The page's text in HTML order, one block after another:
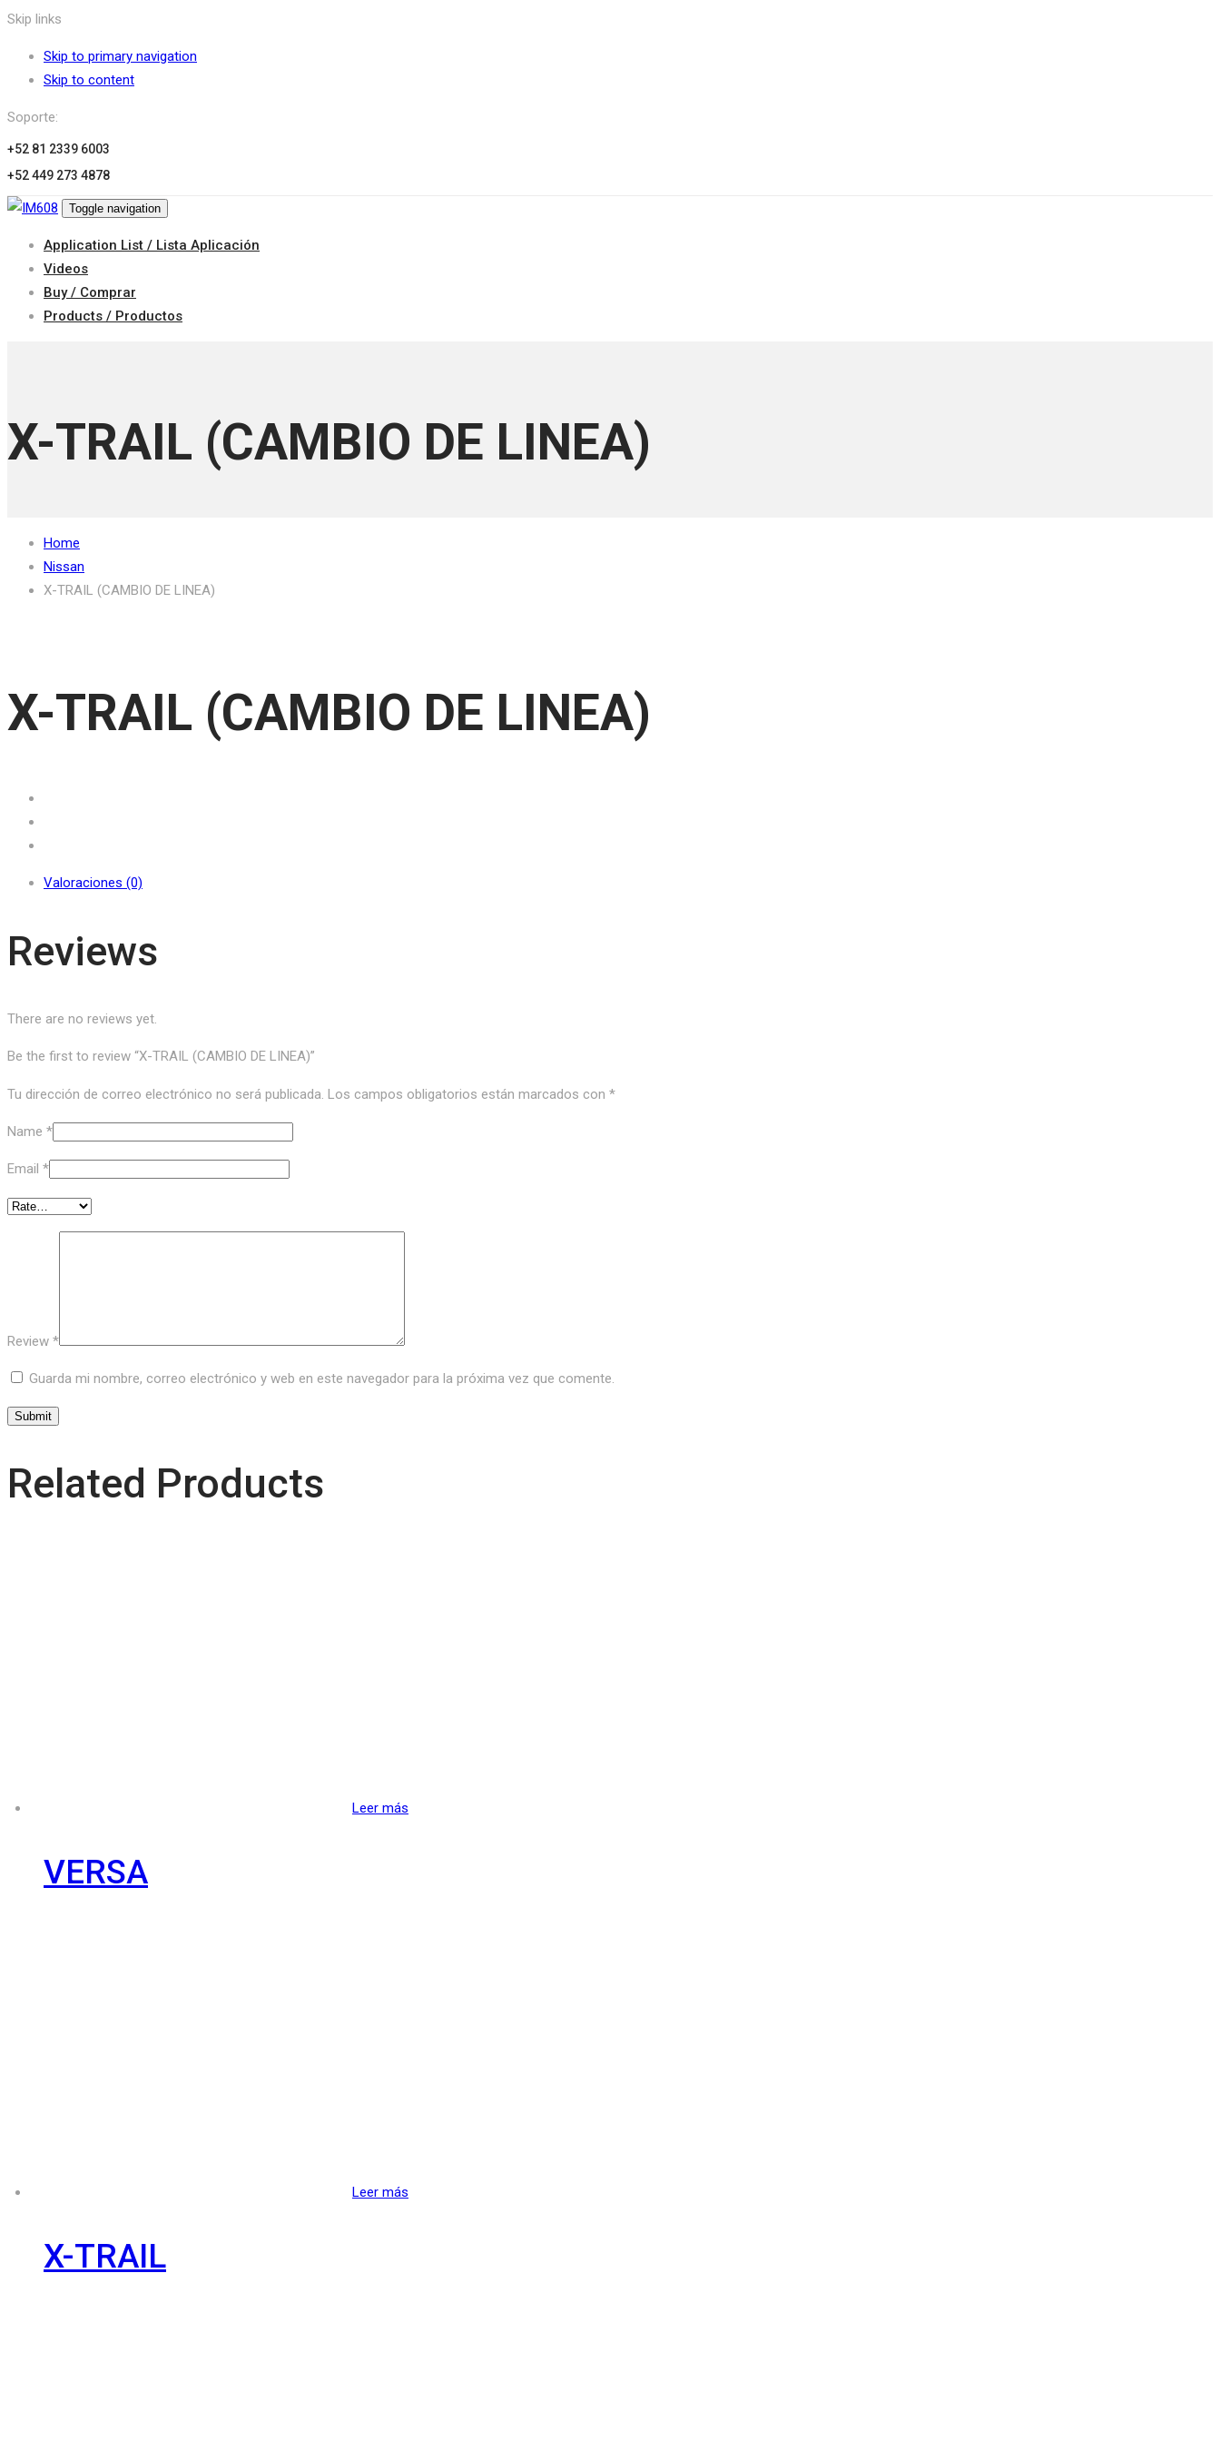
Skip links
Skip to primary navigation
Skip to content
Soporte:
+52 81 2339 6003
+52 449 273 4878
Toggle navigation
Application List / Lista Aplicación
Videos
Buy / Comprar
Products / Productos
X-TRAIL (CAMBIO DE LINEA)
Home
Nissan
X-TRAIL (CAMBIO DE LINEA)
X-TRAIL (CAMBIO DE LINEA)
Valoraciones (0)
Reviews
There are no reviews yet.
Be the first to review “X-TRAIL (CAMBIO DE LINEA)”
Tu dirección de correo electrónico no será publicada. Los campos obligatorios están marcados con *
Name *
Email *
Review *
Guarda mi nombre, correo electrónico y web en este navegador para la próxima vez que comente.
Related Products
Leer más
VERSA
Leer más
X-TRAIL